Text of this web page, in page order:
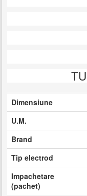
Dimensiune
U.M.
Brand
Tip electrod
Impachetare
(pachet)